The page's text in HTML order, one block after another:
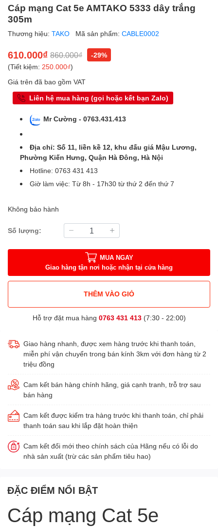
Cáp mạng Cat 5e AMTAKO 5333 dây trắng
305m
Thương hiệu: TAKO Mã sản phẩm: CABLE0002
610.000₫ 860.000₫
-29%
(Tiết kiệm: 250.000₫)
Giá trên đã bao gồm VAT
Liên hệ mua hàng (gọi hoặc kết bạn Zalo)
Mr Cường - 0763.431.413
Địa chỉ: Số 11, liền kề 12, khu đấu giá Mậu Lương,
Phường Kiến Hưng, Quận Hà Đông, Hà Nội
Hotline: 0763 431 413
Giờ làm việc: Từ 8h - 17h30 từ thứ 2 đến thứ 7
Không bảo hành
Số lượng:
MUA NGAY
Giao hàng tận nơi hoặc nhận tại cửa hàng
THÊM VÀO GIỎ
Hỗ trợ đặt mua hàng 0763 431 413(7:30 - 22:00)
Giao hàng nhanh, được xem hàng trước khi thanh toán,
miễn phí vận chuyển trong bán kính 3km với đơn hàng từ 2
triệu đồng
Cam kết bán hàng chính hãng, giá cạnh tranh, trỗ trợ sau
bán hàng
Cam kết được kiểm tra hàng trước khi thanh toán, chỉ phải
thanh toán sau khi lắp đặt hoàn thiện
Cam kết đổi mới theo chính sách của Hãng nếu có lỗi do
nhà sản xuất (trừ các sản phẩm tiêu hao)
ĐẶC ĐIỂM NỔI BẬT
Cáp mạng Cat 5e